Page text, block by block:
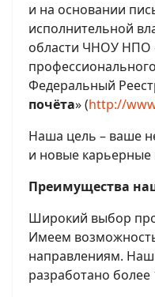
и на основании
исполнительной
области ЧНОУ НПО
Федеральный
почёта» (http://
Наша цель – ваше
и новые
Преимущества
Широкий выбор
Имеем
направлениям.
разработано